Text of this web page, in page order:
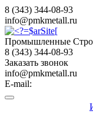
8 (343) 344-08-93
info@pmkmetall.ru
Промышленные
8 (343) 344-08-93
Заказать звонок
info@pmkmetall.ru
E-mail: